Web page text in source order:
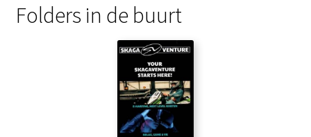
Folders in de buurt